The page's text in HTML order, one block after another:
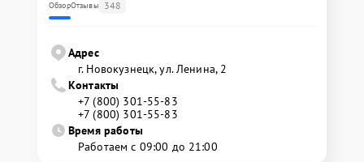
ОбзорОтзывы 348
Адрес
г. Новокузнецк, ул. Ленина, 2
Контакты
+7 (800) 301-55-83
+7 (800) 301-55-83
Время работы
Работаем с 09:00 до 21:00